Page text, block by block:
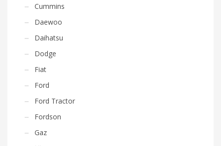
Cummins
Daewoo
Daihatsu
Dodge
Fiat
Ford
Ford Tractor
Fordson
Gaz